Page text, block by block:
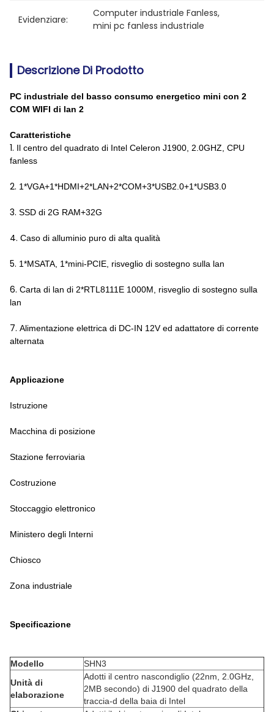
Evidenziare:
Computer industriale Fanless,
mini pc fanless industriale
Descrizione Di Prodotto
PC industriale del basso consumo energetico mini con 2
COM WIFI di lan 2
Caratteristiche
1. Il centro del quadrato di Intel Celeron J1900, 2.0GHZ, CPU
fanless
2. 1*VGA+1*HDMI+2*LAN+2*COM+3*USB2.0+1*USB3.0
3. SSD di 2G RAM+32G
4. Caso di alluminio puro di alta qualità
5. 1*MSATA, 1*mini-PCIE, risveglio di sostegno sulla lan
6. Carta di lan di 2*RTL8111E 1000M, risveglio di sostegno sulla
lan
7. Alimentazione elettrica di DC-IN 12V ed adattatore di corrente
alternata
Applicazione
Istruzione
Macchina di posizione
Stazione ferroviaria
Costruzione
Stoccaggio elettronico
Ministero degli Interni
Chiosco
Zona industriale
Specificazione
Modello
SHN3
Unità di
elaborazione
Adotti il centro nascondiglio (22nm, 2.0GHz,
2MB secondo) di J1900 del quadrato della
traccia-d della baia di Intel